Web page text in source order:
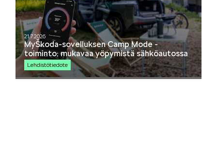
FABIA
21.7.2026
MyŠkoda-sovelluksen Camp Mode -
toiminto: mukavaa yöpymistä sähköautossa
Lehdistötiedote